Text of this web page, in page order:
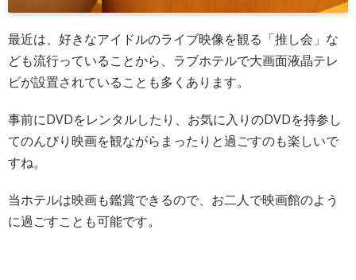
最近は、好きなアイドルのライブ映像を観る「推し会」な
ども流行っていることから、ラブホテルで大画面液晶テレ
ビが設置されていることも多くあります。
事前にDVDをレンタルしたり、お気に入りのDVDを持参し
てのんびり映画を観ながらまったりと過ごすのも楽しいで
すね。
当ホテルは映画も鑑賞できるので、お二人で映画館のよう
に過ごすことも可能です。